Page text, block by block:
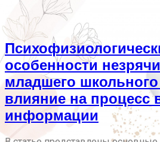
особенности
младшего школьного
влияние на процесс
информации